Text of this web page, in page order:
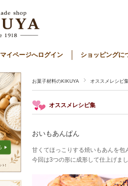
マイページへログイン ショッピングに
お菓子材料のKIKUYA オススメレシピ
オススメレシピ集
おいもあんぱん
甘くてほっこりする焼いもあんを包
今回は3つの形に成形して仕上げま